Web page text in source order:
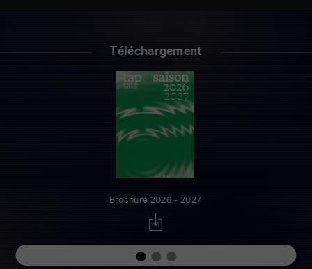
Téléchargement
Brochure 2026 - 2027